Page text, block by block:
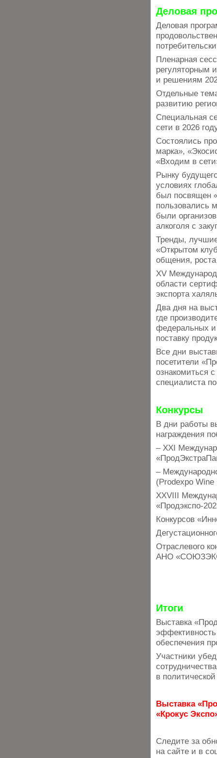
Деловая
Деловая
Пленарная
регуляторным
и решениям
Отдельные
развитию
Специальная
сети в 2026
Состоялись
марка»,
«Входим в
Рынку
условиях
был посвящен
пользовались
были
алкоголя с
Тренды,
«Открытом
общения,
XV
области
экспорта
Два дня на
где
федеральных и
поставку
Все дни
посетители
ознакомиться
специалиста
Конкурсы
В дни работы
награждения
– XXI
–
(Prodexpo
XXVIII
«Продэкспо-
Конкурсов
Отраслевого
АНО
Итоги
Выставка
обеспечения
Участники
в
Выставка
«Крокус
Следите за
на сайте и в